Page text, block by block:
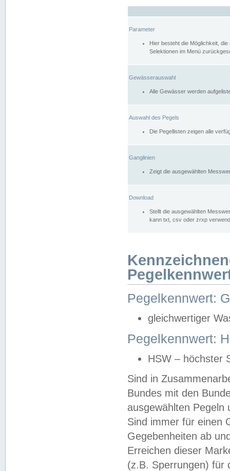
Parameter
Hier besteht die Möglichkeit,
Selektionen im Menü
Gewässerauswahl
Alle Gewässer werden
Auswahl des Pegels
Die Pegellisten zeigen alle
Ganglinien
Zeigt die ausgewählten
Download
Stellt die ausgewählten
kann txt, csv oder zrxp
Pegelkennwert:
gleichwertiger
Pegelkennwert:
HSW – höchster
Sind in
Bundes mit den
ausgewählten
Sind immer für einen
Gegebenheiten ab
Erreichen dieser
(z.B. Sperrungen) für